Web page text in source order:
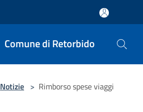
Comune di Retorbido
Notizie > Rimborso spese viaggi